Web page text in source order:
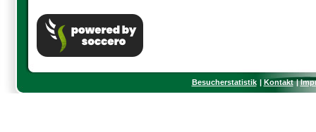
Besucherstatistik Kontakt